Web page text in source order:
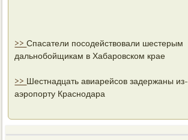
>>Спасатели посодействовали шестерым
дальнобойщикам в Хабаровском крае
>> Шестнадцать авиарейсов задержаны
аэропорту Краснодара